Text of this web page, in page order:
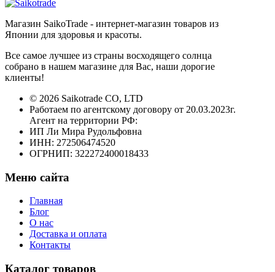
Магазин SaikoTrade - интернет-магазин товаров из
Японии для здоровья и красоты.
Все самое лучшее из страны восходящего солнца
собрано в нашем магазине для Вас, наши дорогие
клиенты!
© 2026 Saikotrade CO, LTD
Работаем по агентскому договору от 20.03.2023г.
Агент на территории РФ:
ИП Ли Мира Рудольфовна
ИНН: 272506474520
ОГРНИП: 322272400018433
Меню сайта
Главная
Блог
О нас
Доставка и оплата
Контакты
Каталог товаров